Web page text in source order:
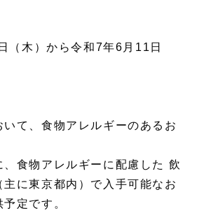
木）から令和7年6月11日
て、食物アレルギーのあるお
食物アレルギーに配慮した 飲
に東京都内）で入手可能なお
定です。